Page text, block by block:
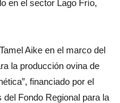
en el sector Lago Frío,
Aike en el marco del
la producción ovina de
financiado por el
Fondo Regional para la